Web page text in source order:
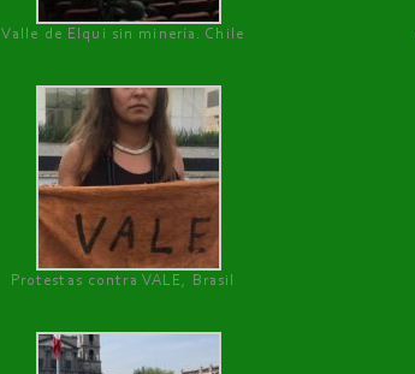
Valle de Elqui sin minería. Chile
Protestas contra VALE, Brasil